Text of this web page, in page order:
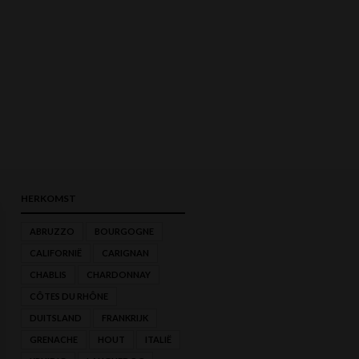
HERKOMST
ABRUZZO BOURGOGNE
CALIFORNIË CARIGNAN
CHABLIS CHARDONNAY
CÔTES DU RHÔNE
DUITSLAND FRANKRIJK
GRENACHE HOUT ITALIË